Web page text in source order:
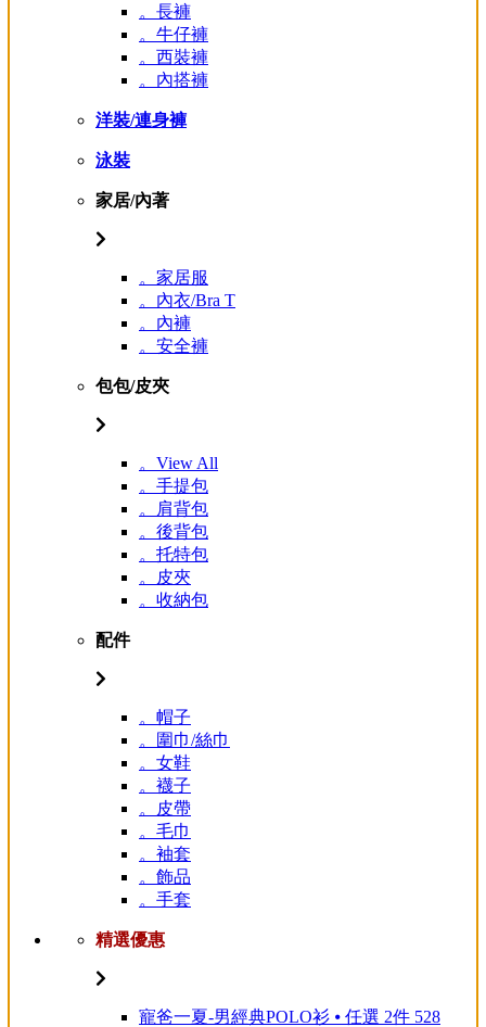
。長褲
。牛仔褲
。西裝褲
。內搭褲
洋裝/連身褲
泳裝
家居/內著
。家居服
。內衣/Bra T
。內褲
。安全褲
包包/皮夾
。View All
。手提包
。肩背包
。後背包
。托特包
。皮夾
。收納包
配件
。帽子
。圍巾/絲巾
。女鞋
。襪子
。皮帶
。毛巾
。袖套
。飾品
。手套
精選優惠
寵爸一夏-男經典POLO衫 ⦁ 任選 2件 528